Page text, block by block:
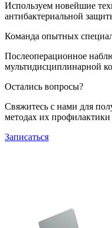
Используем новейшие
антибактериальной
Команда опытных
Послеоперационное
мультидисциплинарной
Остались вопросы?
Свяжитесь с нами для
методах их
Записаться